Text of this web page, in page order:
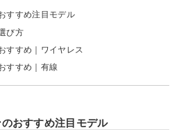
すすめ注目モデル
び方
すすめ｜ワイヤレス
すすめ｜有線
おすすめ注目モデル